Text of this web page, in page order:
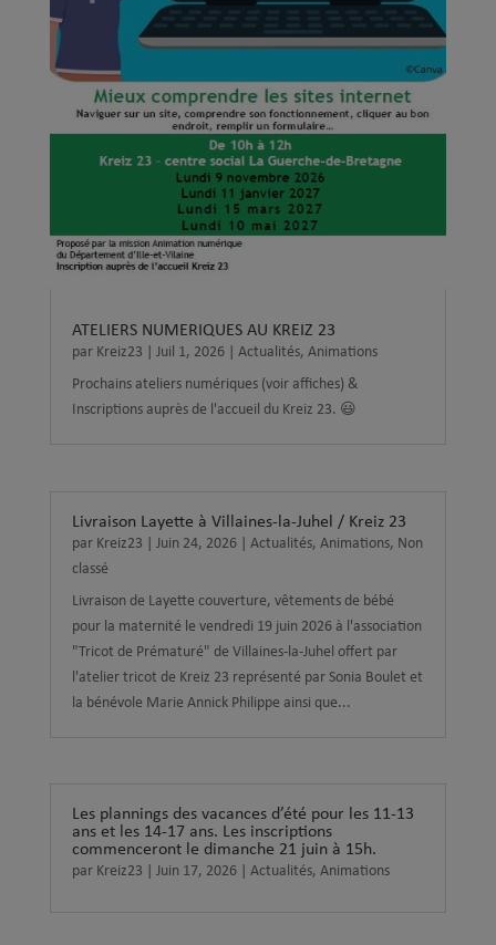
ATELIERS NUMERIQUES AU KREIZ 23
par Kreiz23 Juil 1, 2026| Actualités, Animations
Prochains ateliers numériques (voir affiches) &
Inscriptions auprès de l'accueil du Kreiz 23. 😃
Livraison Layette à Villaines-la-Juhel / Kreiz 23
par Kreiz23 Juin 24, 2026| Actualités, Animations, Non
classé
Livraison de Layette couverture, vêtements de bébé
pour la maternité le vendredi 19 juin 2026 à l'association
"Tricot de Prématuré" de Villaines-la-Juhel offert par
l'atelier tricot de Kreiz 23 représenté par Sonia Boulet et
la bénévole Marie Annick Philippe ainsi que...
Les plannings des vacances d’été pour les 11-13
ans et les 14-17 ans. Les inscriptions
commenceront le dimanche 21 juin à 15h.
par Kreiz23 Juin 17, 2026| Actualités, Animations